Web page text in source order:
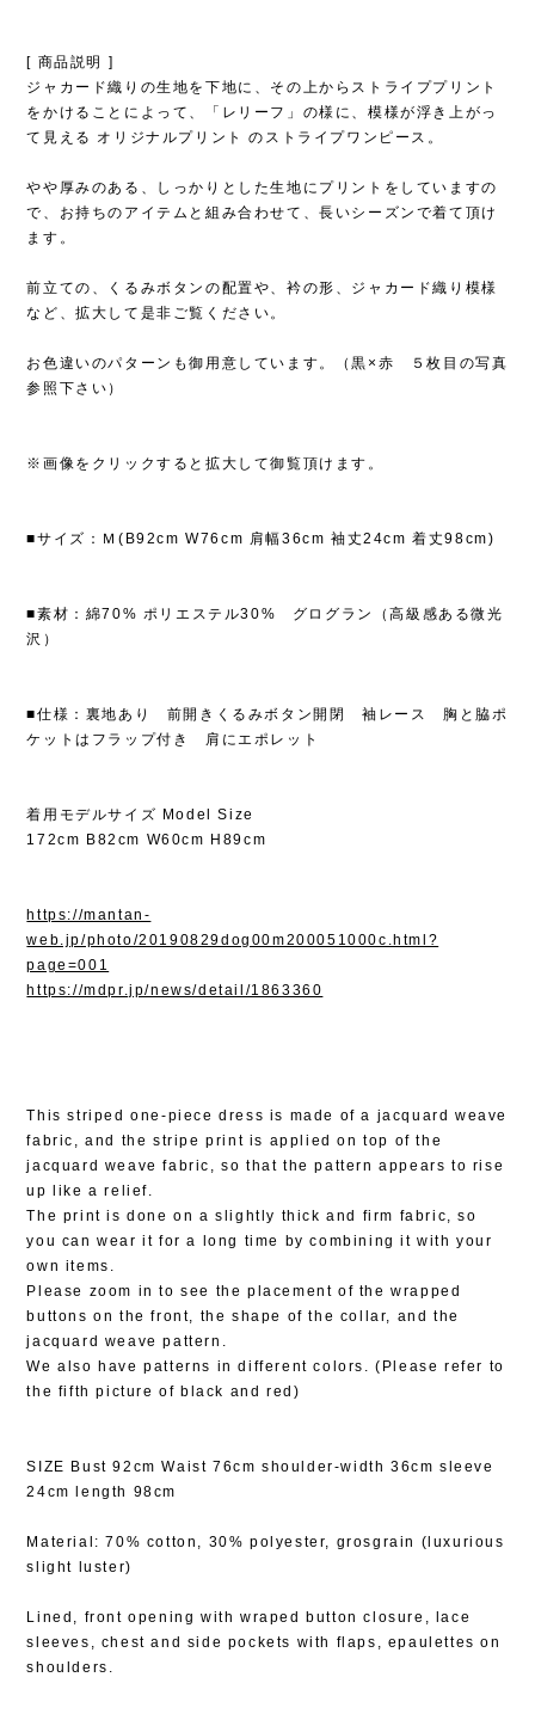
[ 商品説明 ]
ジャカード織りの生地を下地に、その上からストライププリント
をかけることによって、「レリーフ」の様に、模様が浮き上がっ
て見える オリジナルプリント のストライプワンピース。
やや厚みのある、しっかりとした生地にプリントをしていますの
で、お持ちのアイテムと組み合わせて、長いシーズンで着て頂け
ます。
前立ての、くるみボタンの配置や、衿の形、ジャカード織り模様
など、拡大して是非ご覧ください。
お色違いのパターンも御用意しています。（黒×赤 ５枚目の写真
参照下さい）
※画像をクリックすると拡大して御覧頂けます。
■サイズ：Ｍ(B92cm W76cm 肩幅36cm 袖丈24cm 着丈98cm)
■素材：綿70% ポリエステル30% グログラン（高級感ある微光
沢）
■仕様：裏地あり 前開きくるみボタン開閉 袖レース 胸と脇ポ
ケットはフラップ付き 肩にエポレット
着用モデルサイズ Model Size
172cm B82cm W60cm H89cm
https://mantan-
web.jp/photo/20190829dog00m200051000c.html?
page=001
https://mdpr.jp/news/detail/1863360
This striped one-piece dress is made of a jacquard weave
fabric, and the stripe print is applied on top of the
jacquard weave fabric, so that the pattern appears to rise
up like a relief.
The print is done on a slightly thick and firm fabric, so
you can wear it for a long time by combining it with your
own items.
Please zoom in to see the placement of the wrapped
buttons on the front, the shape of the collar, and the
jacquard weave pattern.
We also have patterns in different colors. (Please refer to
the fifth picture of black and red)
SIZE Bust 92cm Waist 76cm shoulder-width 36cm sleeve
24cm length 98cm
Material: 70% cotton, 30% polyester, grosgrain (luxurious
slight luster)
Lined, front opening with wraped button closure, lace
sleeves, chest and side pockets with flaps, epaulettes on
shoulders.